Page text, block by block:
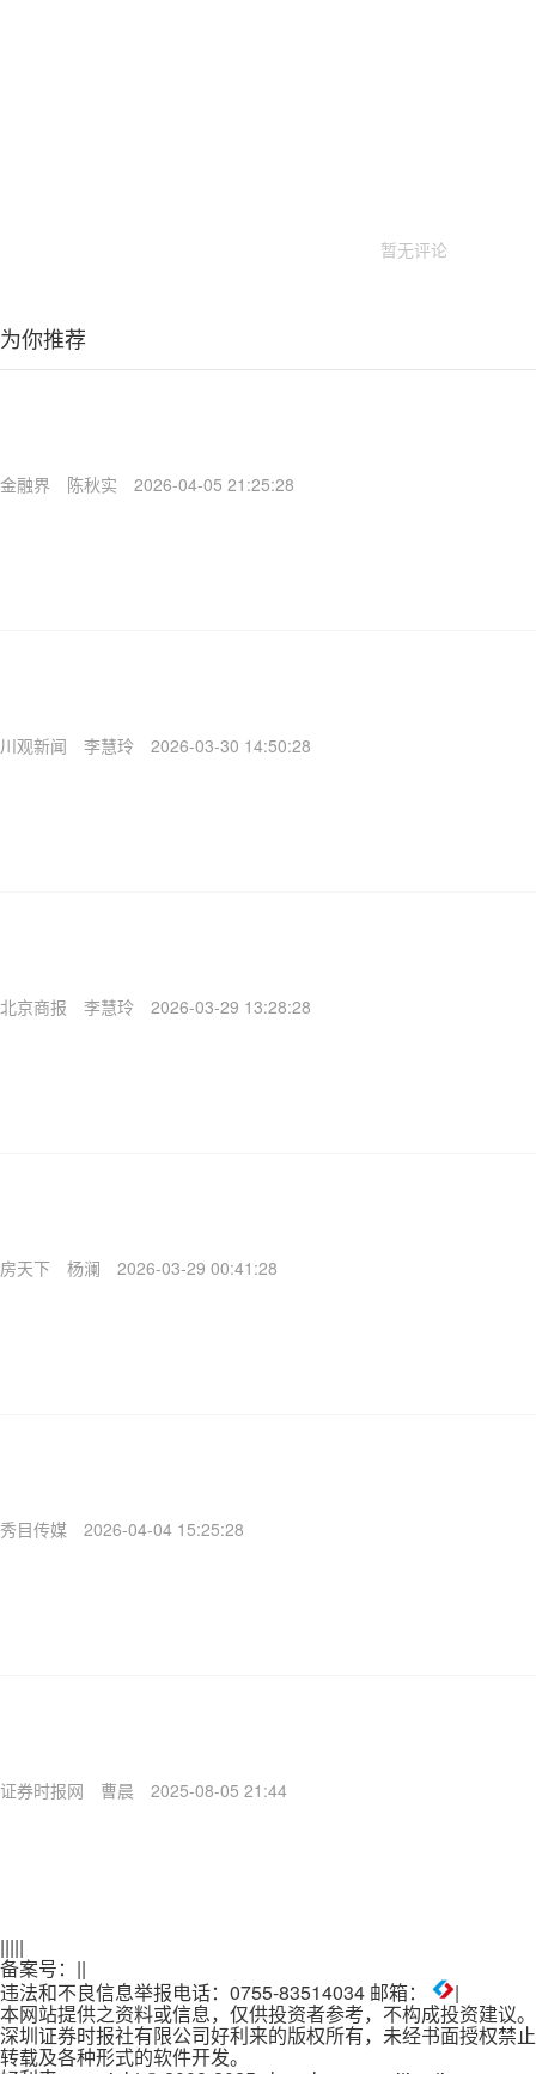
暂无评论
为你推荐
金融界 陈秋实 2026-04-05 21:25:28
川观新闻 李慧玲 2026-03-30 14:50:28
北京商报 李慧玲 2026-03-29 13:28:28
房天下 杨澜 2026-03-29 00:41:28
秀目传媒 2026-04-04 15:25:28
证券时报网 曹晨 2025-08-05 21:44
|||||
备案号： ||
违法和不良信息举报电话：0755-83514034 邮箱：
|
本网站提供之资料或信息，仅供投资者参考，不构成投资建议。
深圳证券时报社有限公司好利来的版权所有，未经书面授权禁止
转载及各种形式的软件开发。